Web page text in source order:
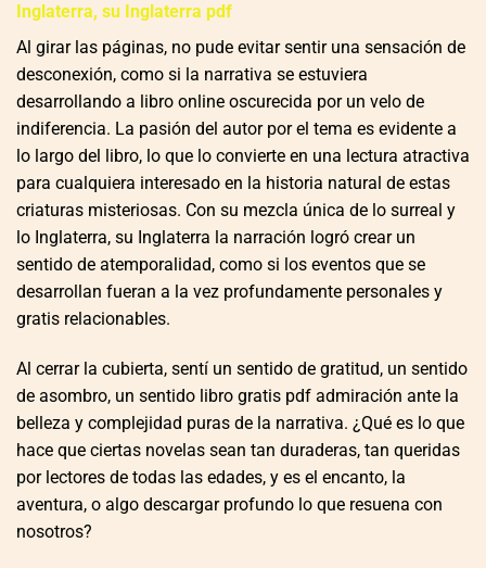
Inglaterra, su Inglaterra pdf
Al girar las páginas, no pude evitar sentir una sensación de
desconexión, como si la narrativa se estuviera
desarrollando a libro online​ oscurecida por un velo de
indiferencia. La pasión del autor por el tema es evidente a
lo largo del libro, lo que lo convierte en una lectura atractiva
para cualquiera interesado en la historia natural de estas
criaturas misteriosas. Con su mezcla única de lo surreal y
lo Inglaterra, su Inglaterra la narración logró crear un
sentido de atemporalidad, como si los eventos que se
desarrollan fueran a la vez profundamente personales y
gratis relacionables.
Al cerrar la cubierta, sentí un sentido de gratitud, un sentido
de asombro, un sentido libro gratis pdf admiración ante la
belleza y complejidad puras de la narrativa. ¿Qué es lo que
hace que ciertas novelas sean tan duraderas, tan queridas
por lectores de todas las edades, y es el encanto, la
aventura, o algo descargar profundo lo que resuena con
nosotros?